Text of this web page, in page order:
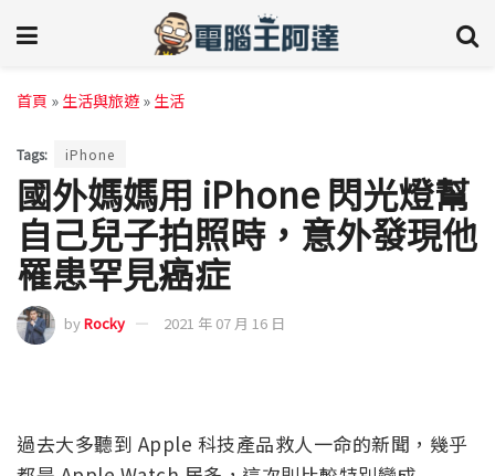
首頁 » 生活與旅遊 » 生活
Tags: iPhone
國外媽媽用 iPhone 閃光燈幫
自己兒子拍照時，意外發現他
罹患罕見癌症
byRocky 2021 年 07 月 16 日
過去大多聽到 Apple 科技產品救人一命的新聞，幾乎